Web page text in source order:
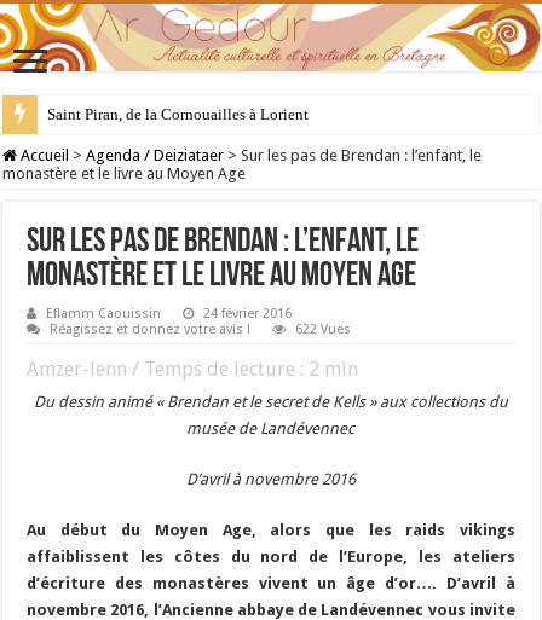
Saint Piran, de la Cornouailles à Lorient
28 juillet : Saint Samson de Dol, père de la Bretagne chrétienne
Accueil > Agenda / Deiziataer > Sur les pas de Brendan : l’enfant, le
monastère et le livre au Moyen Age
Sur les pas de Brendan : l’enfant, le
monastère et le livre au Moyen Age
Eflamm Caouissin
24 février 2016
Réagissez et donnez votre avis !
622 Vues
Amzer-lenn / Temps de lecture : 2 min
Du dessin animé « Brendan et le secret de Kells » aux collections du
musée de Landévennec
D’avril à novembre 2016
Au début du Moyen Age, alors que les raids vikings
affaiblissent les côtes du nord de l’Europe, les ateliers
d’écriture des monastères vivent un âge d’or…. D’avril à
novembre 2016, l’Ancienne abbaye de Landévennec vous invite